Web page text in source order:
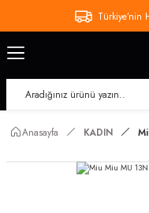
Türkiye’nin
Anasayfa KADIN